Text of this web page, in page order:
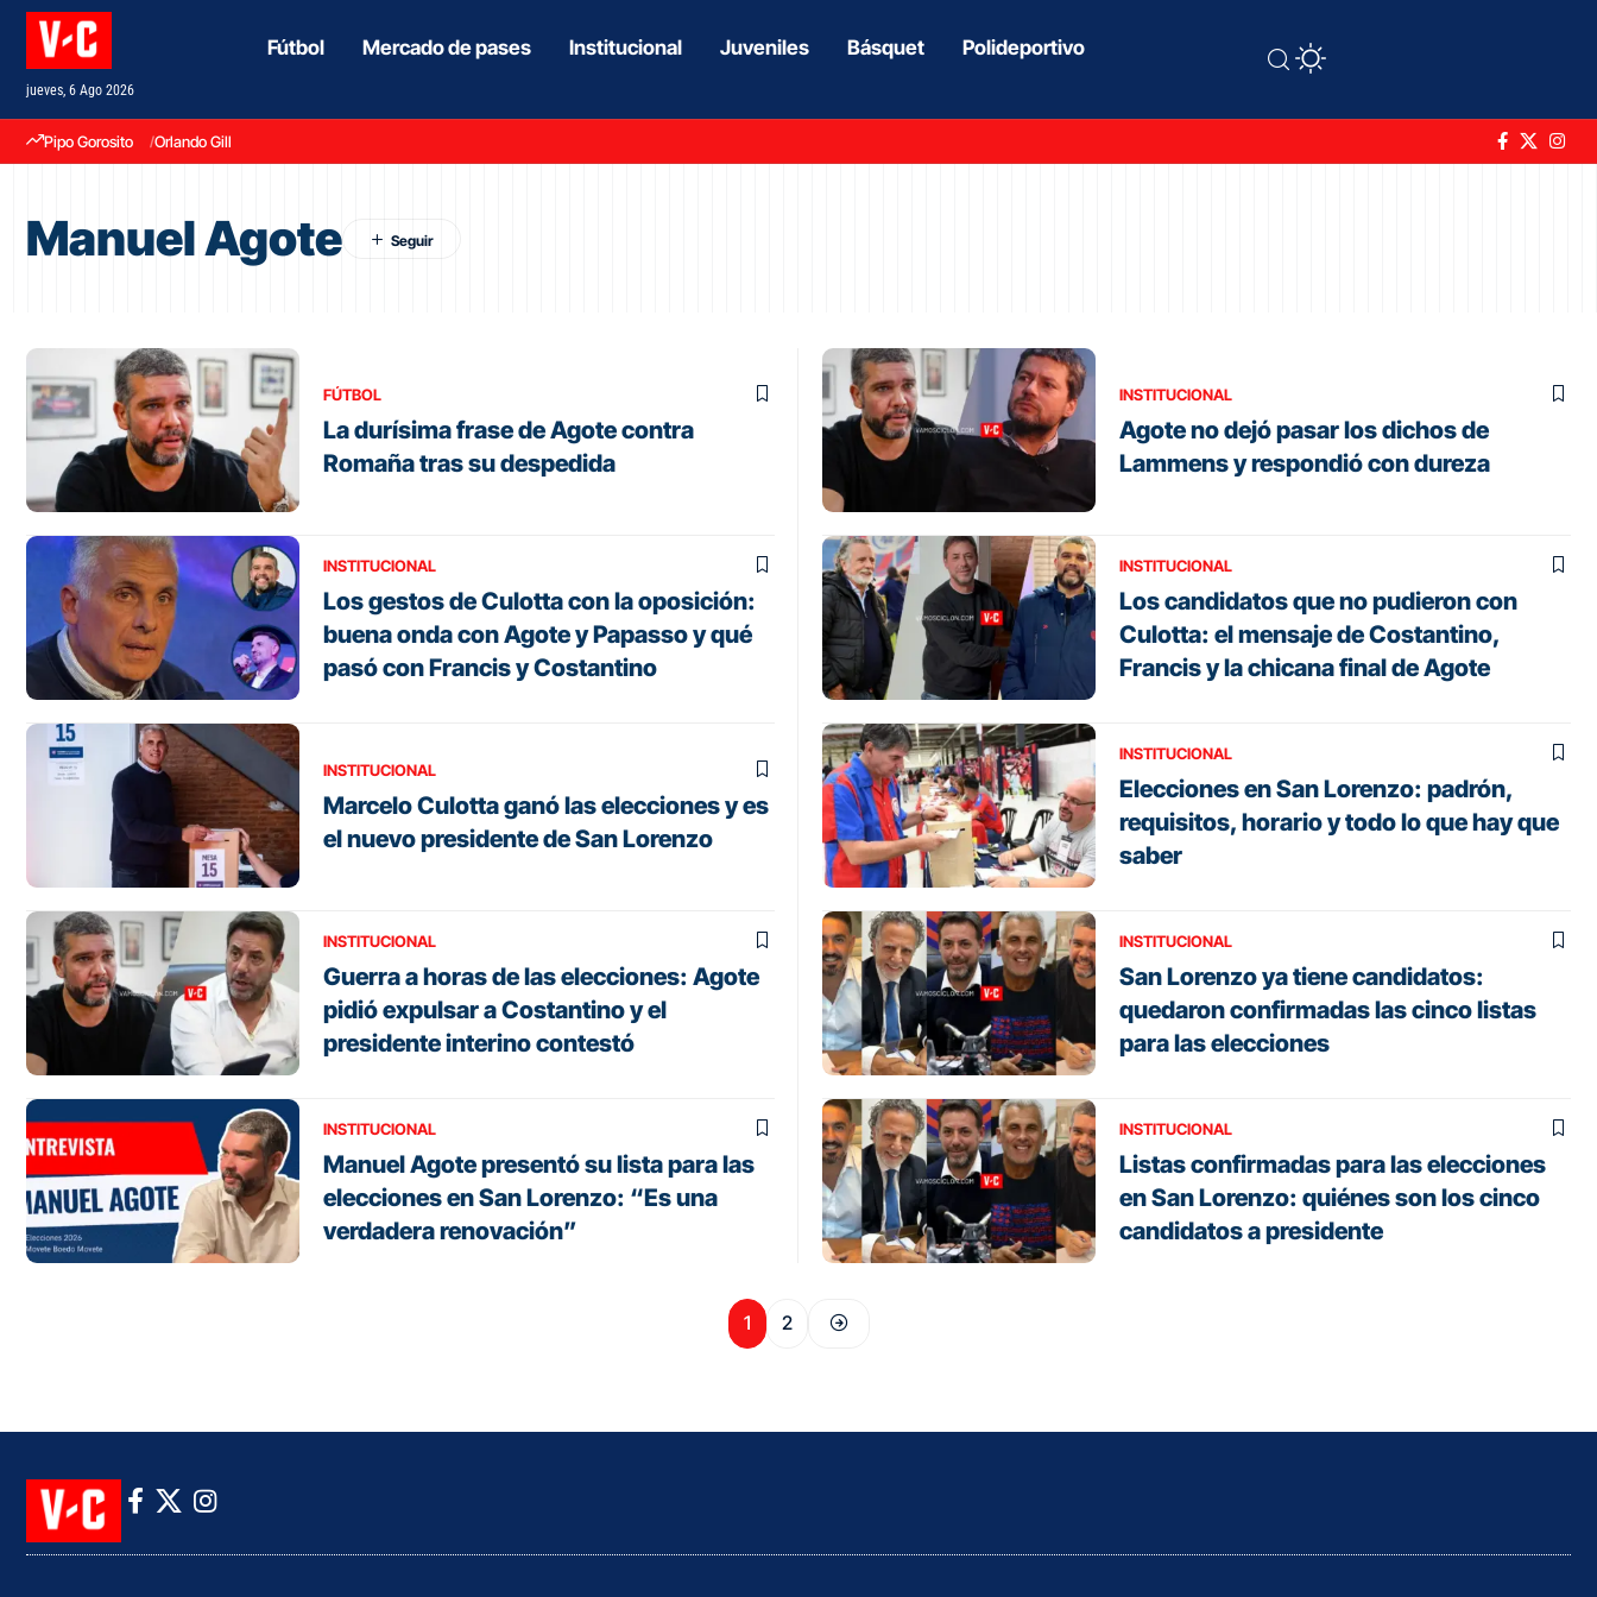
jueves, 6 Ago 2026
Fútbol Mercado de pases Institucional Juveniles Básquet Polideportivo
Pipo Gorosito Orlando Gill
Manuel Agote
FÚTBOL
La durísima frase de Agote contra
Romaña tras su despedida
INSTITUCIONAL
Agote no dejó pasar los dichos de
Lammens y respondió con dureza
INSTITUCIONAL
Los gestos de Culotta con la oposición:
buena onda con Agote y Papasso y qué
pasó con Francis y Costantino
INSTITUCIONAL
Los candidatos que no pudieron con
Culotta: el mensaje de Costantino,
Francis y la chicana final de Agote
INSTITUCIONAL
Marcelo Culotta ganó las elecciones y es
el nuevo presidente de San Lorenzo
INSTITUCIONAL
Elecciones en San Lorenzo: padrón,
requisitos, horario y todo lo que hay que
saber
INSTITUCIONAL
Guerra a horas de las elecciones: Agote
pidió expulsar a Costantino y el
presidente interino contestó
INSTITUCIONAL
San Lorenzo ya tiene candidatos:
quedaron confirmadas las cinco listas
para las elecciones
INSTITUCIONAL
Manuel Agote presentó su lista para las
elecciones en San Lorenzo: “Es una
verdadera renovación”
INSTITUCIONAL
Listas confirmadas para las elecciones
en San Lorenzo: quiénes son los cinco
candidatos a presidente
1 2